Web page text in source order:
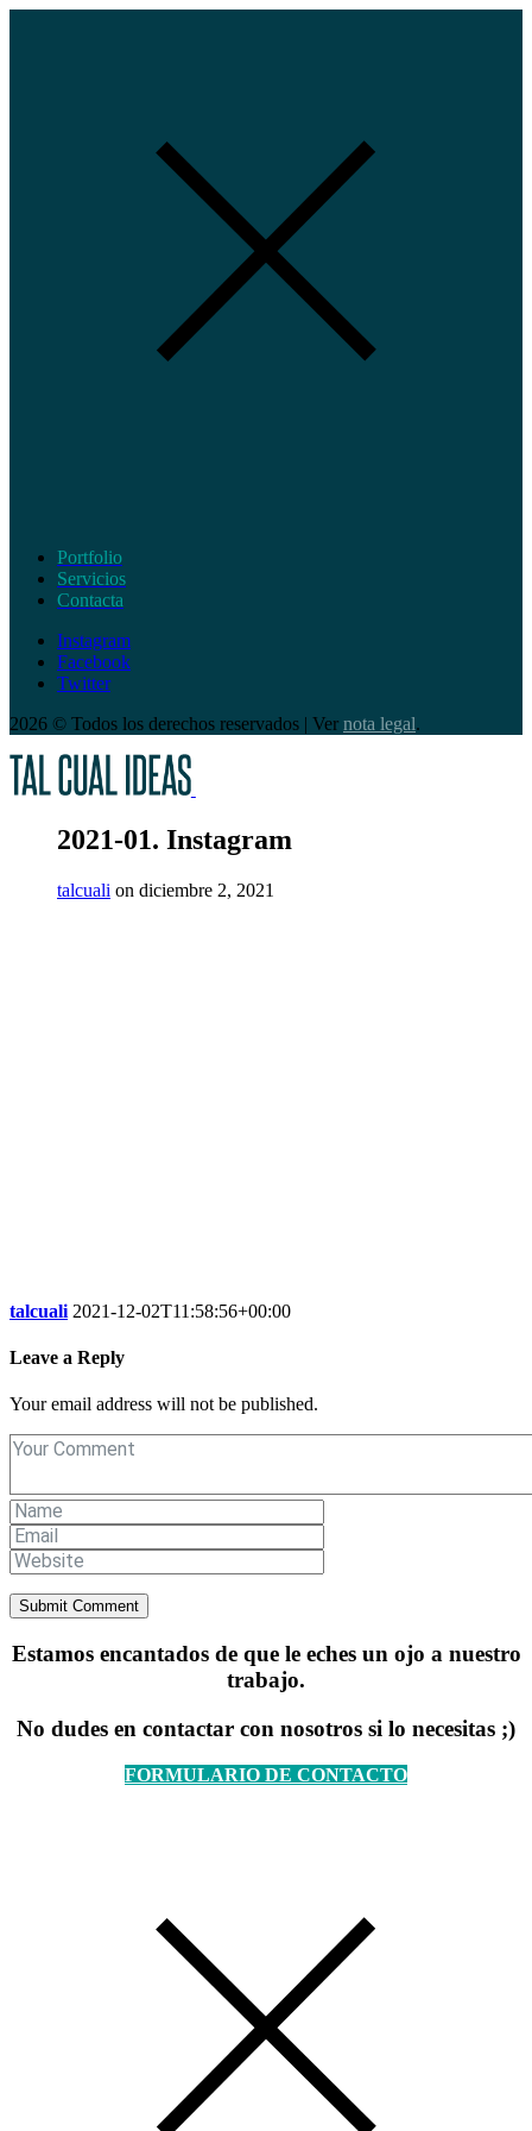
Portfolio
Servicios
Contacta
Instagram
Facebook
Twitter
2026 © Todos los derechos reservados | Ver nota legal.
2021-01. Instagram
talcuali on diciembre 2, 2021
talcuali 2021-12-02T11:58:56+00:00
Leave a Reply
Your email address will not be published.
Estamos encantados de que le eches un ojo a nuestro
trabajo.
No dudes en contactar con nosotros si lo necesitas ;)
FORMULARIO DE CONTACTO